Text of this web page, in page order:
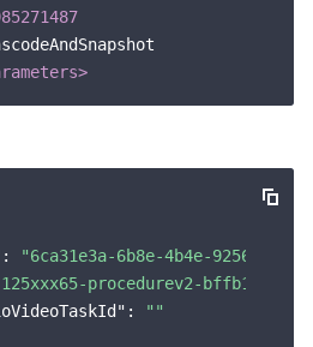
:
"6ca31e3a-6b8e-4b4e-9256-
procedurev2-
:
""